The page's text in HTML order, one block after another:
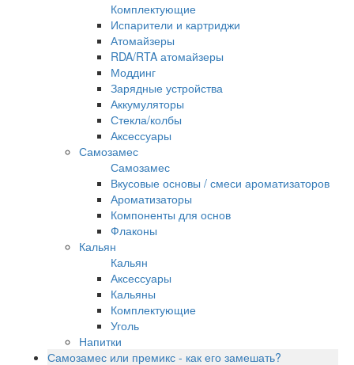
Комплектующие
Испарители и картриджи
Атомайзеры
RDA/RTA атомайзеры
Моддинг
Зарядные устройства
Аккумуляторы
Стекла/колбы
Аксессуары
Самозамес
Самозамес
Вкусовые основы / смеси ароматизаторов
Ароматизаторы
Компоненты для основ
Флаконы
Кальян
Кальян
Аксессуары
Кальяны
Комплектующие
Уголь
Напитки
Самозамес или премикс - как его замешать?